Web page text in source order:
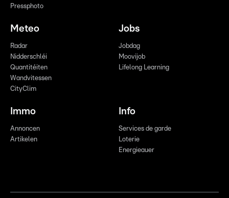
Pressphoto
Meteo
Radar
Nidderschléi
Quantitéiten
Wandvitessen
CityClim
Jobs
Jobdag
Moovijob
Lifelong Learning
Immo
Annoncen
Artikelen
Info
Services de garde
Loterie
Energieauer